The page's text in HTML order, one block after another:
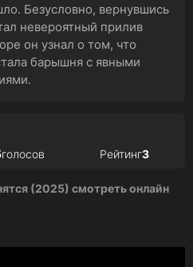
Безусловно, вернувшись
невероятный прилив
он узнал о том, что
барышня с явными
голосов Рейтинг3
(2025) смотреть онлайн